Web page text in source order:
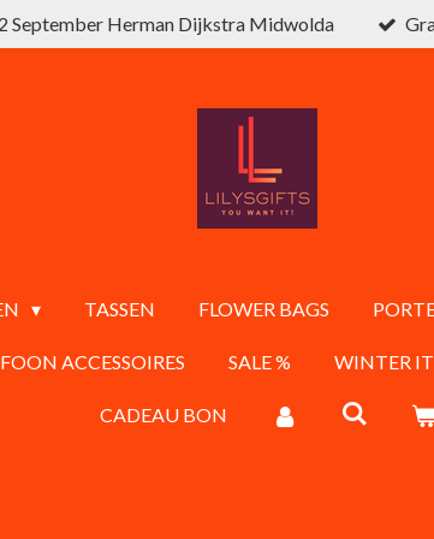
September Herman Dijkstra Midwolda
TASSEN FLOWER BAGS
ACCESSOIRES SALE % WINTER
CADEAU BON